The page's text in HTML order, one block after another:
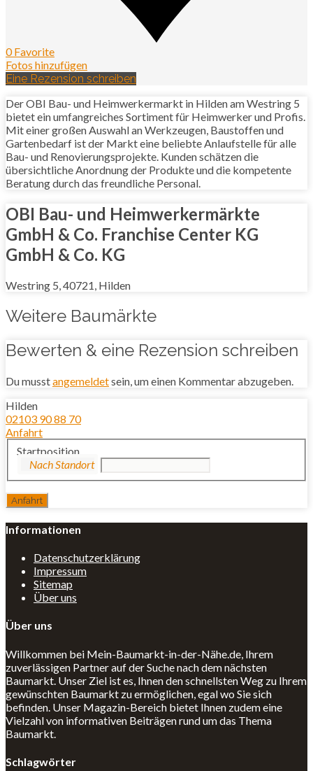
0 Favorite
Fotos hinzufügen
Eine Rezension schreiben
Der OBI Bau- und Heimwerkermarkt in Hilden am Westring 5
bietet ein umfangreiches Sortiment für Heimwerker und Profis.
Mit einer großen Auswahl an Werkzeugen, Baustoffen und
Gartenbedarf ist der Markt eine beliebte Anlaufstelle für alle
Bau- und Renovierungsprojekte. Kunden schätzen die
übersichtliche Anordnung der Produkte und die kompetente
Beratung durch das freundliche Personal.
OBI Bau- und Heimwerkermärkte
GmbH & Co. Franchise Center KG
GmbH & Co. KG
Westring 5, 40721, Hilden
Weitere Baumärkte
Bewerten & eine Rezension schreiben
Du musstangemeldetsein, um einen Kommentar abzugeben.
Hilden
02103 90 88 70
Anfahrt
Startposition
Informationen
Datenschutzerklärung
Impressum
Sitemap
Über uns
Über uns
Willkommen bei Mein-Baumarkt-in-der-Nähe.de, Ihrem
zuverlässigen Partner auf der Suche nach dem nächsten
Baumarkt. Unser Ziel ist es, Ihnen den schnellsten Weg zu Ihrem
gewünschten Baumarkt zu ermöglichen, egal wo Sie sich
befinden. Unser Magazin-Bereich bietet Ihnen zudem eine
Vielzahl von informativen Beiträgen rund um das Thema
Baumarkt.
Schlagwörter